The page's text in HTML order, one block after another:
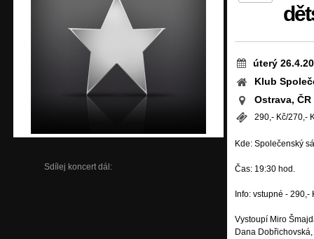
Sdílej koncert dál:
úterý
Klub
Ostrava, ČR
290,- Kč/270,-
Kde: Společenský
Čas: 19:30 hod.
Info: vstupné - 290,-
Vystoupí Miro
Dana